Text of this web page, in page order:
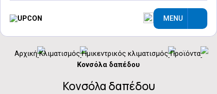
MENU
Αρχική Κλιματισμός Ημικεντρικός κλιματισμός Προϊόντα
Κονσόλα δαπέδου
Κονσόλα δαπέδου